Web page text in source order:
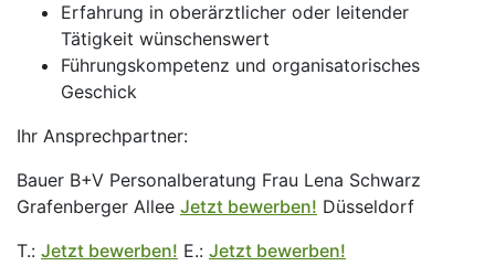
Erfahrung in oberärztlicher oder leitender
Tätigkeit wünschenswert
Führungskompetenz und organisatorisches
Geschick
Ihr Ansprechpartner:
Bauer B+V Personalberatung Frau Lena Schwarz
Grafenberger Allee Jetzt bewerben! Düsseldorf
T.: Jetzt bewerben! E.: Jetzt bewerben!